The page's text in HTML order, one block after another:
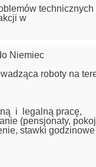
technicznych
w
Niemiec
roboty na
i legalną pracę,
(pensjonaty,
stawki godzinowe